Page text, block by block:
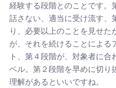
経験する段階とのことです。
話さない、適当に受け流す、
り、必要以上のことを見せた
が、それを続けることによる
ト、第４段階が、対象者に
ベル。第２段階を早めに切り
理解があるといいですね。